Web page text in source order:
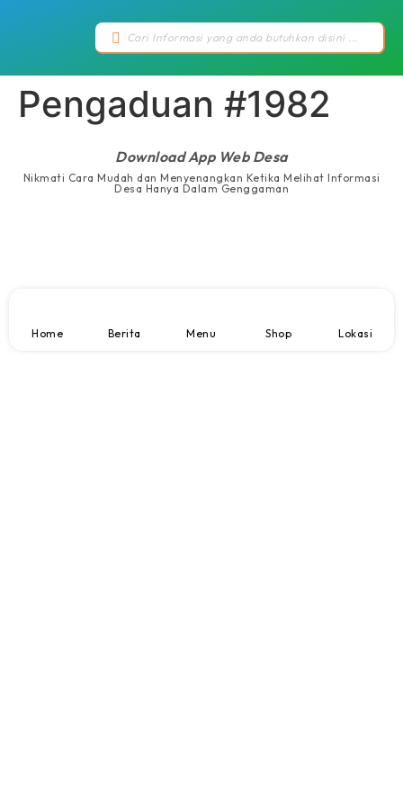
Pengaduan #1982
Download App Web Desa
Nikmati Cara Mudah dan Menyenangkan Ketika Melihat Informasi
Desa Hanya Dalam Genggaman
Home Berita Menu Shop Lokasi